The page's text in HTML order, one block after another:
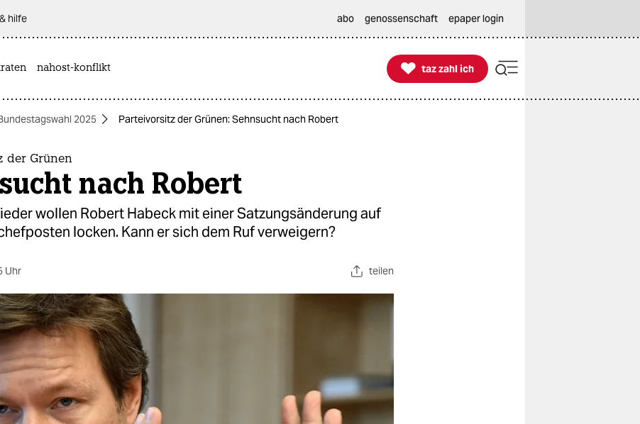
hilfe abo genossenschaft epaper login
nahost-konflikt 
taz zahl ich
taz zahl ich
2025 Parteivorsitz der Grünen: Sehnsucht nach Robert
der Grünen
nach Robert
wollen Robert Habeck mit einer Satzungsänderung auf
locken. Kann er sich dem Ruf verweigern?​
Uhr teilen